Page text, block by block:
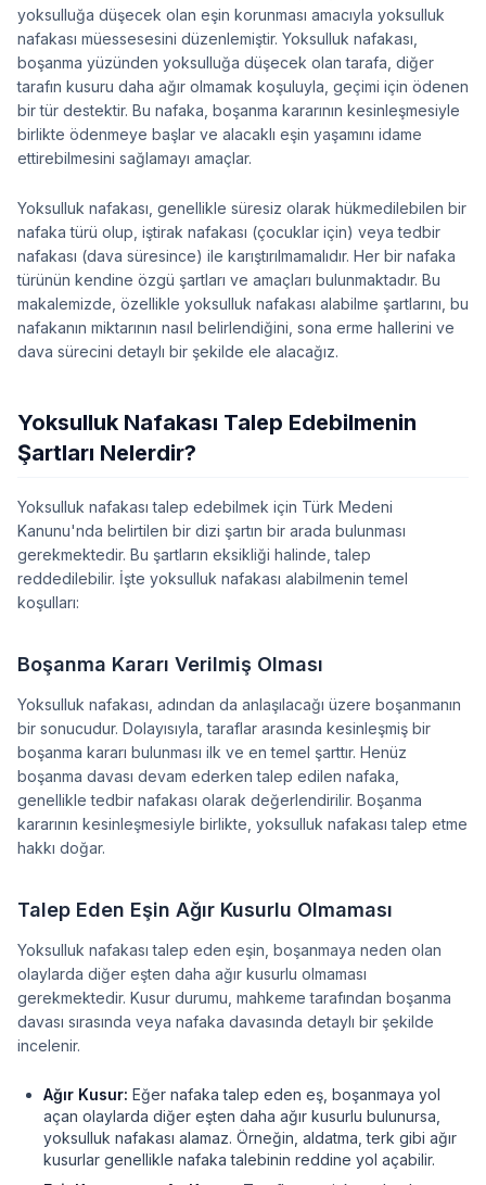
yoksulluğa düşecek olan eşin korunması amacıyla yoksulluk
nafakası müessesesini düzenlemiştir. Yoksulluk nafakası,
boşanma yüzünden yoksulluğa düşecek olan tarafa, diğer
tarafın kusuru daha ağır olmamak koşuluyla, geçimi için ödenen
bir tür destektir. Bu nafaka, boşanma kararının kesinleşmesiyle
birlikte ödenmeye başlar ve alacaklı eşin yaşamını idame
ettirebilmesini sağlamayı amaçlar.
Yoksulluk nafakası, genellikle süresiz olarak hükmedilebilen bir
nafaka türü olup, iştirak nafakası (çocuklar için) veya tedbir
nafakası (dava süresince) ile karıştırılmamalıdır. Her bir nafaka
türünün kendine özgü şartları ve amaçları bulunmaktadır. Bu
makalemizde, özellikle yoksulluk nafakası alabilme şartlarını, bu
nafakanın miktarının nasıl belirlendiğini, sona erme hallerini ve
dava sürecini detaylı bir şekilde ele alacağız.
Yoksulluk Nafakası Talep Edebilmenin
Şartları Nelerdir?
Yoksulluk nafakası talep edebilmek için Türk Medeni
Kanunu'nda belirtilen bir dizi şartın bir arada bulunması
gerekmektedir. Bu şartların eksikliği halinde, talep
reddedilebilir. İşte yoksulluk nafakası alabilmenin temel
koşulları:
Boşanma Kararı Verilmiş Olması
Yoksulluk nafakası, adından da anlaşılacağı üzere boşanmanın
bir sonucudur. Dolayısıyla, taraflar arasında kesinleşmiş bir
boşanma kararı bulunması ilk ve en temel şarttır. Henüz
boşanma davası devam ederken talep edilen nafaka,
genellikle tedbir nafakası olarak değerlendirilir. Boşanma
kararının kesinleşmesiyle birlikte, yoksulluk nafakası talep etme
hakkı doğar.
Talep Eden Eşin Ağır Kusurlu Olmaması
Yoksulluk nafakası talep eden eşin, boşanmaya neden olan
olaylarda diğer eşten daha ağır kusurlu olmaması
gerekmektedir. Kusur durumu, mahkeme tarafından boşanma
davası sırasında veya nafaka davasında detaylı bir şekilde
incelenir.
Ağır Kusur: Eğer nafaka talep eden eş, boşanmaya yol
açan olaylarda diğer eşten daha ağır kusurlu bulunursa,
yoksulluk nafakası alamaz. Örneğin, aldatma, terk gibi ağır
kusurlar genellikle nafaka talebinin reddine yol açabilir.